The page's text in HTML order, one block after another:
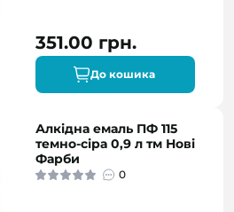
351.00 грн.
До кошика
Алкідна емаль ПФ 115
темно-сіра 0,9 л тм Нові
Фарби
0